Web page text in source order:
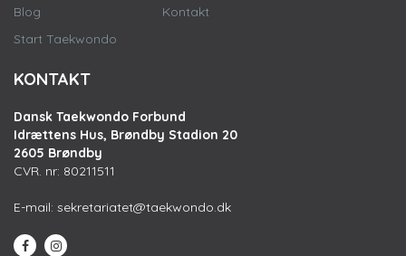
Blog
Start Taekwondo
Kontakt
KONTAKT
Dansk Taekwondo Forbund
Idrættens Hus, Brøndby Stadion 20
2605 Brøndby
CVR. nr: 80211511
E-mail: sekretariatet@taekwondo.dk